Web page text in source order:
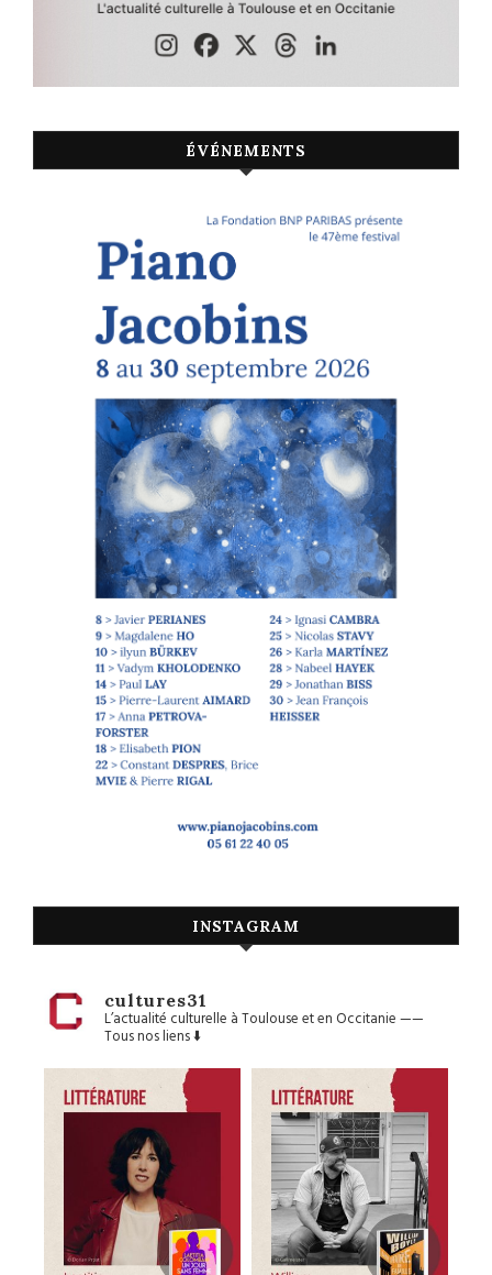
ÉVÉNEMENTS
INSTAGRAM
cultures31
L’actualité culturelle à Toulouse et en Occitanie——
Tous nos liens ⬇️